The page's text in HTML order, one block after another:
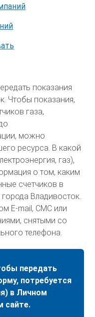
показания
Чтобы показания,
газа,
можно
ресурса. В какой
газ),
о том, каким
счетчиков в
Владивосток.
E-mail, СМС или
снятыми со
телефона.
передать
потребуется
в Личном
сайте.